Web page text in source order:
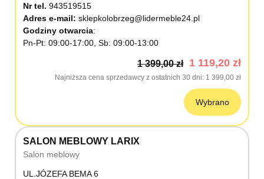
Nr tel. 943519515
Adres e-mail: sklepkolobrzeg@lidermeble24.pl
Godziny otwarcia
Pn-Pt: 09:00-17:00, Sb: 09:00-13:00
1 399,00 zł 1 119,20 zł
Najniższa cena sprzedawcy z ostatnich 30 dni 1 399,00 zł
Wybrano
SALON MEBLOWY LARIX
Salon meblowy
UL.JÓZEFA BEMA 6